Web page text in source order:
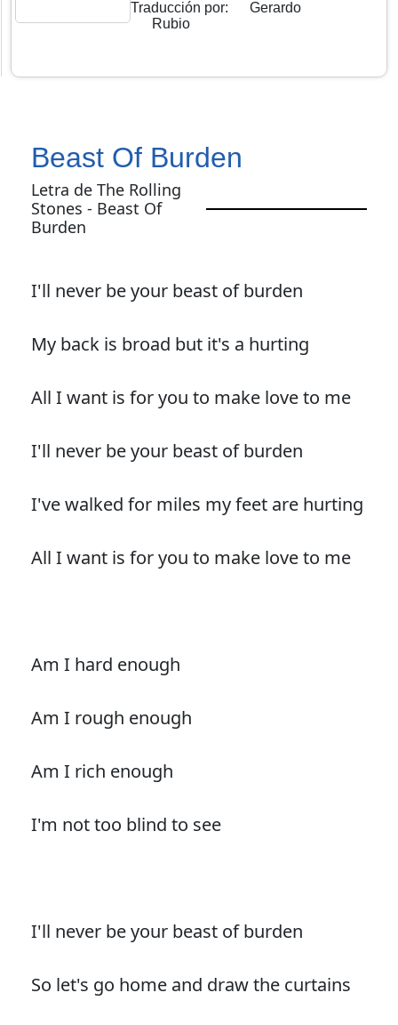
Traducción por:
Gerardo
Rubio
Beast Of Burden
Letra de The Rolling
Stones - Beast Of
Burden
I'll never be your beast of burden
My back is broad but it's a hurting
All I want is for you to make love to me
I'll never be your beast of burden
I've walked for miles my feet are hurting
All I want is for you to make love to me
Am I hard enough
Am I rough enough
Am I rich enough
I'm not too blind to see
I'll never be your beast of burden
So let's go home and draw the curtains